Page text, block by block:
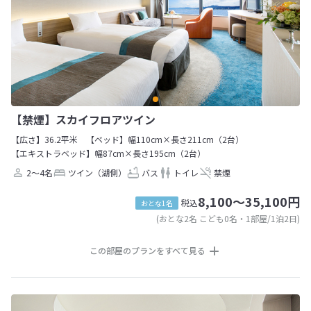
【禁煙】スカイフロアツイン
【広さ】36.2平米
【ベッド】幅110cm×長さ211cm（2台）
【エキストラベッド】幅87cm×長さ195cm（2台）
2～4名
ツイン（湖側） バス トイレ 禁煙
おとな1名 税込8,100～35,100円
(おとな2名 こども0名・1部屋/1泊2日)
この部屋のプランをすべて見る